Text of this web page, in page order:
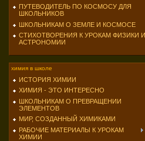
ПУТЕВОДИТЕЛЬ ПО КОСМОСУ ДЛЯ
ШКОЛЬНИКОВ
ШКОЛЬНИКАМ О ЗЕМЛЕ И КОСМОСЕ
СТИХОТВОРЕНИЯ К УРОКАМ ФИЗИКИ И
АСТРОНОМИИ
химия в школе
ИСТОРИЯ ХИМИИ
ХИМИЯ - ЭТО ИНТЕРЕСНО
ШКОЛЬНИКАМ О ПРЕВРАЩЕНИИ
ЭЛЕМЕНТОВ
МИР, СОЗДАННЫЙ ХИМИКАМИ
РАБОЧИЕ МАТЕРИАЛЫ К УРОКАМ
ХИМИИ